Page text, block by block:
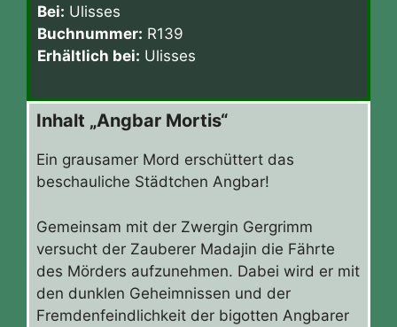
Bei: Ulisses
Buchnummer: R139
Erhältlich bei: Ulisses
Inhalt „Angbar Mortis“
Ein grausamer Mord erschüttert das
beschauliche Städtchen Angbar!
Gemeinsam mit der Zwergin Gergrimm
versucht der Zauberer Madajin die Fährte
des Mörders aufzunehmen. Dabei wird er mit
den dunklen Geheimnissen und der
Fremdenfeindlichkeit der bigotten Angbarer